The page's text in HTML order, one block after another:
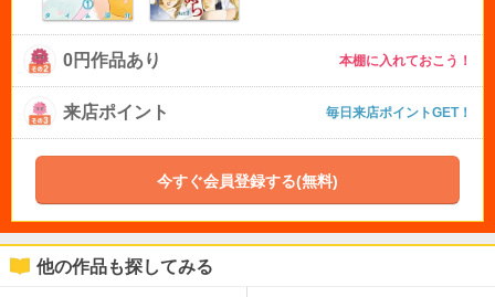
0円作品あり 本棚に入れておこう！
来店ポイント 毎日来店ポイントGET！
今すぐ会員登録する(無料)
他の作品も探してみる